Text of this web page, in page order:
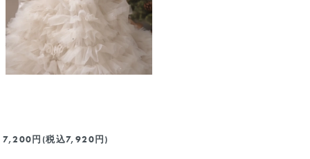
7,200円(税込7,920円)